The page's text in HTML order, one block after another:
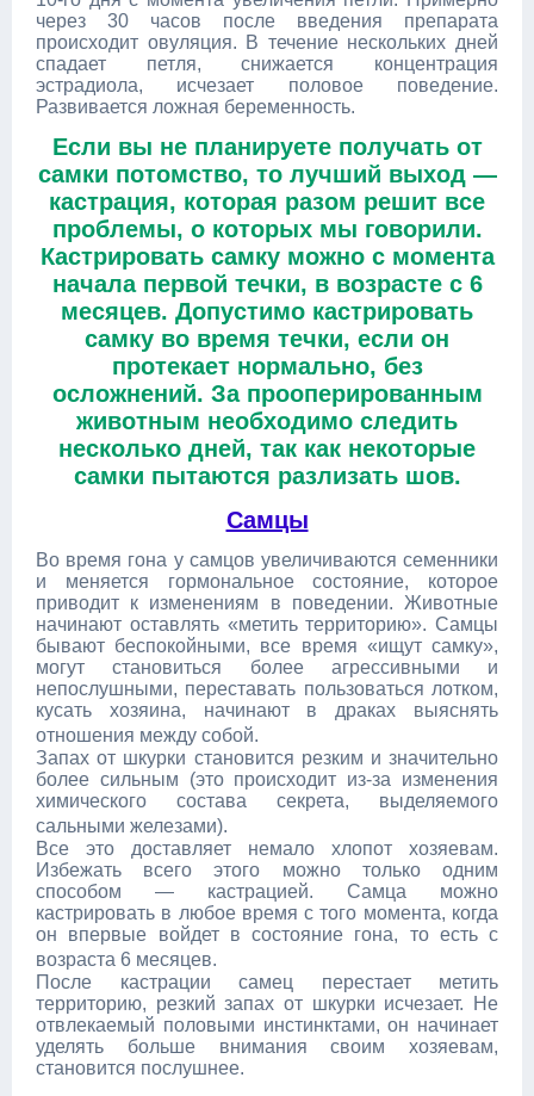
через 30 часов после введения препарата
происходит овуляция. В течение нескольких дней
спадает петля, снижается концентрация
эстрадиола, исчезает половое поведение.
Развивается ложная беременность.
Если вы не планируете получать от
самки потомство, то лучший выход —
кастрация, которая разом решит все
проблемы, о которых мы говорили.
Кастрировать самку можно с момента
начала первой течки, в возрасте с 6
месяцев. Допустимо кастрировать
самку во время течки, если он
протекает нормально, без
осложнений. За прооперированным
животным необходимо следить
несколько дней, так как некоторые
самки пытаются разлизать шов.
Самцы
Во время гона у самцов увеличиваются семенники
и меняется гормональное состояние, которое
приводит к изменениям в поведении. Животные
начинают оставлять «метить территорию». Самцы
бывают беспокойными, все время «ищут самку»,
могут становиться более агрессивными и
непослушными, переставать пользоваться лотком,
кусать хозяина, начинают в драках выяснять
отношения между собой.
Запах от шкурки становится резким и значительно
более сильным (это происходит из-за изменения
химического состава секрета, выделяемого
сальными железами).
Все это доставляет немало хлопот хозяевам.
Избежать всего этого можно только одним
способом — кастрацией. Самца можно
кастрировать в любое время с того момента, когда
он впервые войдет в состояние гона, то есть с
возраста 6 месяцев.
После кастрации самец перестает метить
территорию, резкий запах от шкурки исчезает. Не
отвлекаемый пoлoвыми инcтинктaми, он начинает
уделять больше внимания своим хозяевам,
становится послушнее.